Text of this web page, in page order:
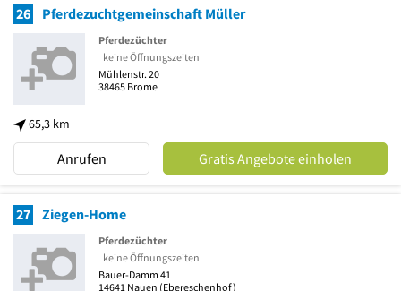
26 Pferdezuchtgemeinschaft Müller
65,3 km
Pferdezüchter
keine Öffnungszeiten
Mühlenstr. 20
38465 Brome
Anrufen Gratis Angebote einholen
27 Ziegen-Home
Pferdezüchter
keine Öffnungszeiten
Bauer-Damm 41
14641 Nauen (Ebereschenhof)